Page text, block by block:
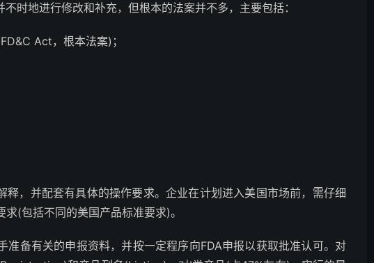
时地进行修改和补充，但根本的法案并不多，主要包括：
Act，根本法案)；
释，并配套有具体的操作要求。企业在计划进入美国市场前，需仔细
(包括不同的美国产品标准要求)。
准备有关的申报资料，并按一定程序向FDA申报以获取批准认可。对